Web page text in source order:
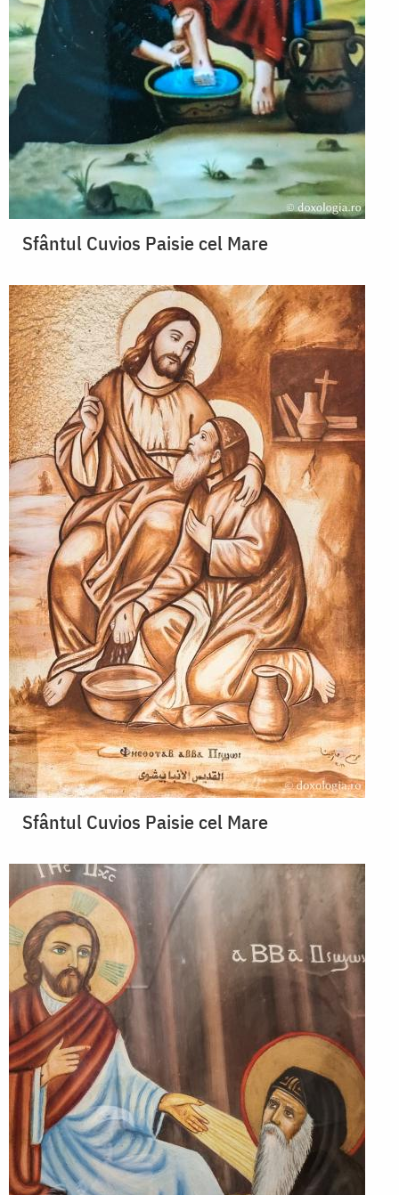
Sfântul Cuvios Paisie cel Mare
Sfântul Cuvios Paisie cel Mare